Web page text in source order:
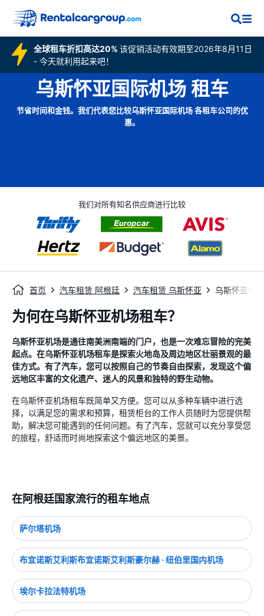
全球租车折扣高达20% 该促销活动有效期至2026年8月11日
- 今天就利用起来吧！
乌斯怀亚国际机场 租车
节省时间和金钱。我们代表您比较乌斯怀亚国际机场 各租车公司的优
惠。
我们对所有知名供应商进行比较
首页 汽车租赁 阿根廷 汽车租赁 乌斯怀亚 乌斯怀亚机场
为何在乌斯怀亚机场租车？
乌斯怀亚机场是通往南美洲南端的门户，也是一次难忘冒险的完美
起点。在乌斯怀亚机场租车是探索火地岛及周边地区壮丽景观的最
佳方式。有了汽车，您可以按照自己的节奏自由探索，发现这个偏
远地区丰富的文化遗产、迷人的风景和独特的野生动物。
在乌斯怀亚机场租车既简单又方便。您可以从多种车辆中进行选
择，以满足您的需求和预算，租赁柜台的工作人员随时为您提供帮
助，解决您可能遇到的任何问题。有了汽车，您就可以充分享受您
的旅程，舒适而时尚地探索这个偏远地区的美景。
在阿根廷国家流行的租车地点
萨尔塔机场
布宜诺斯艾利斯布宜诺斯艾利斯豪尔赫 · 纽伯里国内机场
埃尔卡拉法特机场